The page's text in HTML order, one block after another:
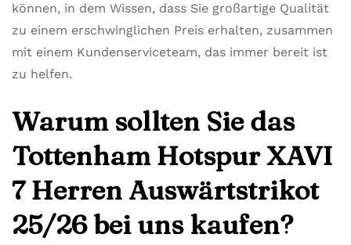
können, in dem Wissen, dass Sie großartige Qualität
zu einem erschwinglichen Preis erhalten, zusammen
mit einem Kundenserviceteam, das immer bereit ist
zu helfen.
Warum sollten Sie das
Tottenham Hotspur XAVI
7 Herren Auswärtstrikot
25/26 bei uns kaufen?